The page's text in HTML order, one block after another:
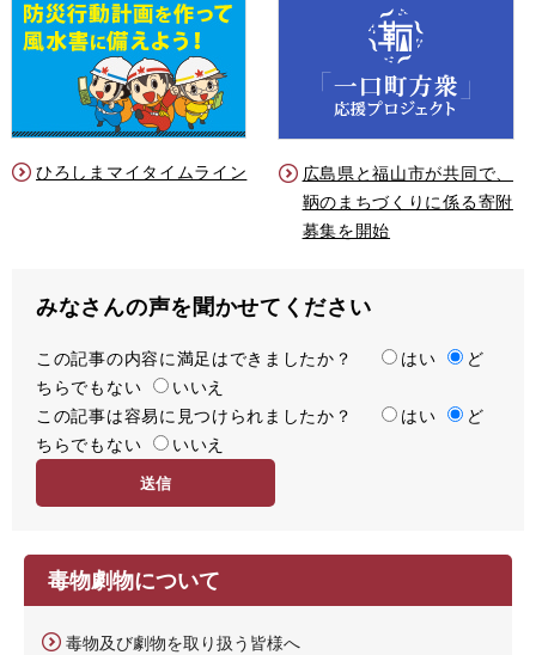
ひろしまマイタイムライン
広島県と福山市が共同で、
鞆のまちづくりに係る寄附
募集を開始
みなさんの声を聞かせてください
満
足
度
この記事の内容に満足はできましたか？ はい
ど
ちらでもない
いいえ
容
易
この記事は容易に見つけられましたか？ はい
ど
ちらでもない
いいえ
毒物劇物について
毒物及び劇物を取り扱う皆様へ